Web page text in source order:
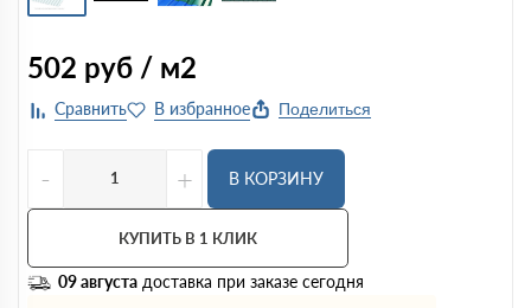
502 руб / м2
Поделиться
- + В КОРЗИНУ
КУПИТЬ В 1 КЛИК
09 августа доставка при заказе сегодня